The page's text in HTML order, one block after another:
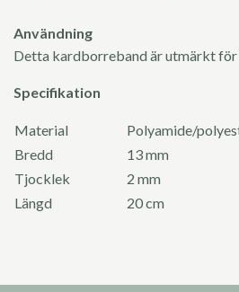
Användning
Detta kardborreband är utmärkt
Specifikation
Material
Polyamide/
Bredd
13 mm
Tjocklek
2 mm
Längd
20 cm